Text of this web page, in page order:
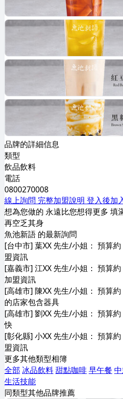
品牌的詳細信息
類型
飲品飲料
電話
0800270008
線上詢問 完整加盟說明 登入後加
想為您做的 永遠比您想得更多 填
再空乏其身
魚池新語 的最新詢問
[台中市] 葉XX 先生/小姐： 預算
盟資訊
[嘉義市] 江XX 先生/小姐： 預算
加盟資訊
[高雄市] 陳XX 先生/小姐： 預算
的店家包含器具
[高雄市] 劉XX 先生/小姐： 預算
快
[彰化縣] 小XX 先生/小姐： 預算
盟資訊
更多其他類型相簿
全部 冰品飲料甜點咖啡早午餐
生活技能
同類型其他品牌推薦